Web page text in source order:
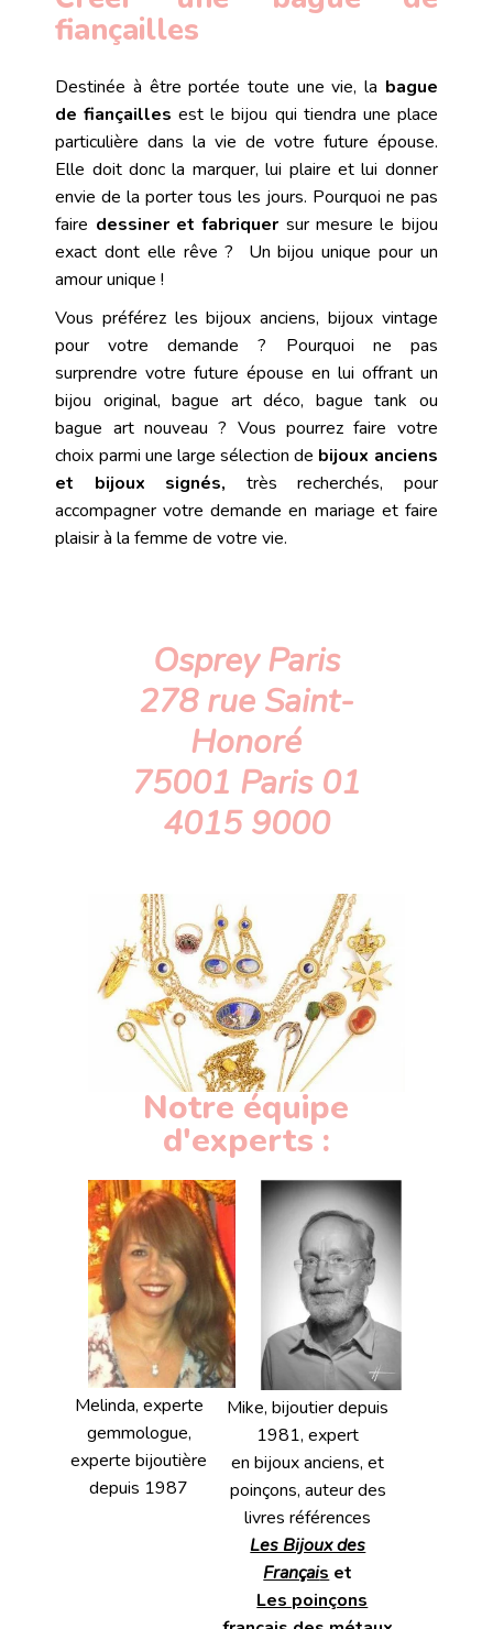
fiançailles
Destinée à être portée toute une vie, la bague
de fiançailles est le bijou qui tiendra une place
particulière dans la vie de votre future épouse.
Elle doit donc la marquer, lui plaire et lui donner
envie de la porter tous les jours. Pourquoi ne pas
faire dessiner et fabriquer sur mesure le bijou
exact dont elle rêve ? Un bijou unique pour un
amour unique !
Vous préférez les bijoux anciens, bijoux vintage
pour votre demande ? Pourquoi ne pas
surprendre votre future épouse en lui offrant un
bijou original, bague art déco, bague tank ou
bague art nouveau ? Vous pourrez faire votre
choix parmi une large sélection de bijoux anciens
et bijoux signés, très recherchés, pour
accompagner votre demande en mariage et faire
plaisir à la femme de votre vie.
Osprey Paris
278 rue Saint-
Honoré
75001 Paris 01
4015 9000
Notre équipe
d'experts :
Melinda, experte
gemmologue,
experte bijoutière
depuis 1987
Mike, bijoutier depuis
1981, expert
en bijoux anciens, et
poinçons, auteur des
livres références
Les Bijoux des
Français et
Les poinçons